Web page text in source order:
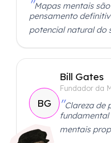
Mapas mentais
pensamento
potencial natural do
BG
Bill Gates
Fundador da
Clareza de
mentais